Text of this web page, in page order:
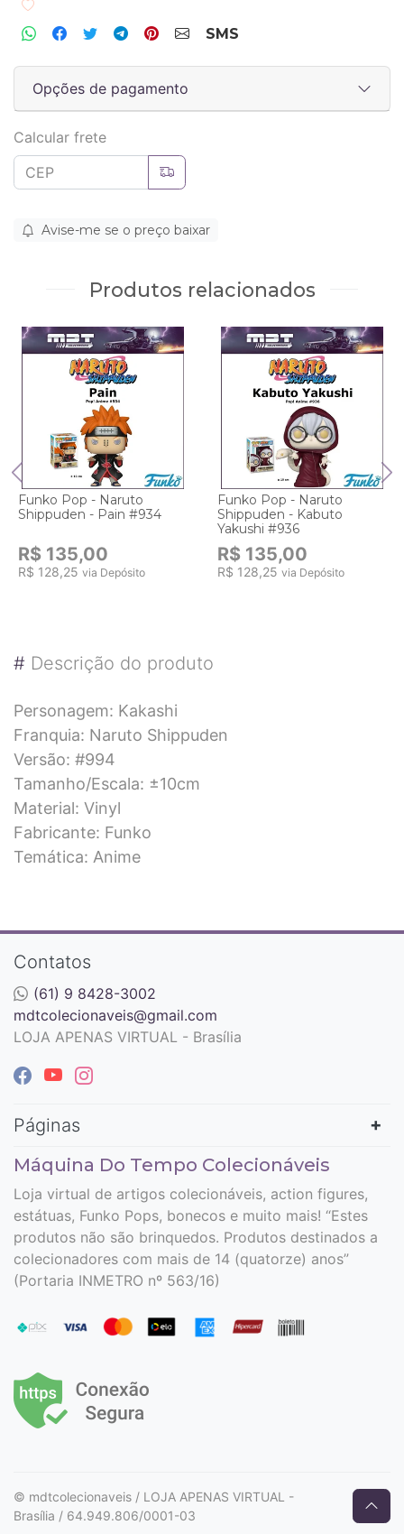
SMS
Opções de pagamento
Calcular frete
Avise-me se o preço baixar
Produtos relacionados
Funko Pop - Naruto
Shippuden - Pain #934
R$ 135,00
R$ 128,25 via Depósito
Funko Pop - Naruto
Shippuden - Kabuto
Yakushi #936
R$ 135,00
R$ 128,25 via Depósito
# Descrição do produto
Personagem: Kakashi
Franquia: Naruto Shippuden
Versão: #994
Tamanho/Escala: ±10cm
Material: Vinyl
Fabricante: Funko
Temática: Anime
Contatos
(61) 9 8428-3002
mdtcolecionaveis@gmail.com
LOJA APENAS VIRTUAL - Brasília
Páginas
Máquina Do Tempo Colecionáveis
Loja virtual de artigos colecionáveis, action figures,
estátuas, Funko Pops, bonecos e muito mais! “Estes
produtos não são brinquedos. Produtos destinados a
colecionadores com mais de 14 (quatorze) anos”
(Portaria INMETRO nº 563/16)
© mdtcolecionaveis / LOJA APENAS VIRTUAL -
Brasília / 64.949.806/0001-03